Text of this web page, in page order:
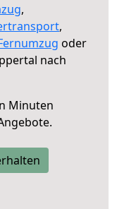
,
,
oder
nach
Minuten